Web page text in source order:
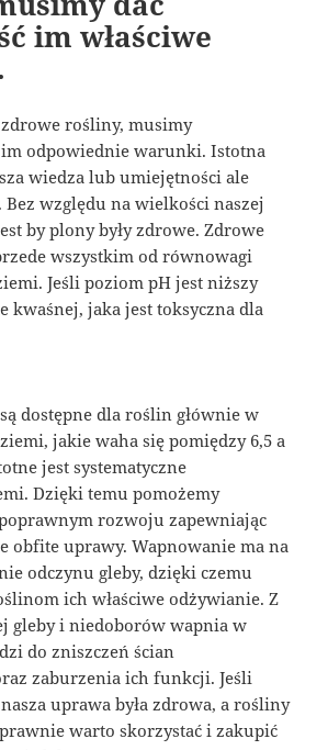
im właściwe
rośliny, musimy
odpowiednie warunki. Istotna
wiedza lub umiejętności ale
Bez względu na wielkości naszej
by plony były zdrowe. Zdrowe
wszystkim od równowagi
Jeśli poziom pH jest niższy
kwaśnej, jaka jest toksyczna dla
dostępne dla roślin głównie w
jakie waha się pomiędzy 6,5 a
jest systematyczne
Dzięki temu pomożemy
rozwoju zapewniając
obfite uprawy. Wapnowanie ma na
odczynu gleby, dzięki czemu
ich właściwe odżywianie. Z
gleby i niedoborów wapnia w
do zniszczeń ścian
zaburzenia ich funkcji. Jeśli
uprawa była zdrowa, a rośliny
warto skorzystać i zakupić